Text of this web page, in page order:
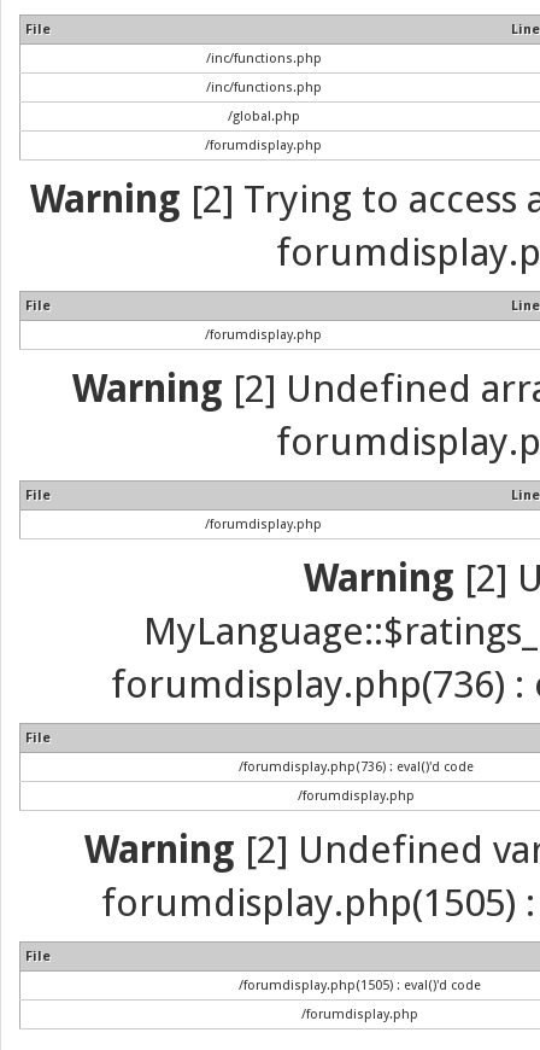
File
Line
/inc/functions.php
/inc/functions.php
/global.php
/forumdisplay.php
Warning [2] Trying to
File
Line
/forumdisplay.php
Warning [2] Undefined
File
Line
/forumdisplay.php
Warning [2]
forumdisplay.php(736) :
File
/forumdisplay.php(736) : eval()'d code
/forumdisplay.php
Warning [2] Undefined
forumdisplay.php(1505)
File
/forumdisplay.php(1505) : eval()'d code
/forumdisplay.php